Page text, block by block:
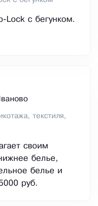
Lock с бегунком.
текстиля,
своим
белье,
белье и
руб.